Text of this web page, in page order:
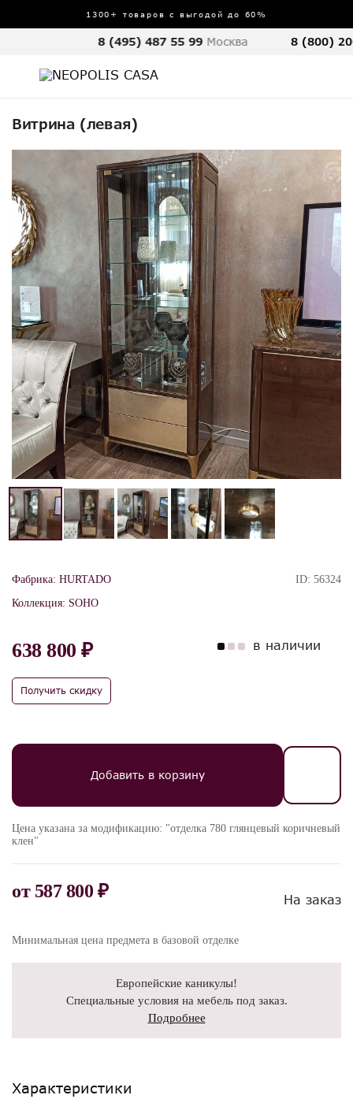
1300+ товаров с выгодой до 60%
8 (495) 487 55 99 Москва 8 (800)
Витрина (левая)
Фабрика: HURTADO
Коллекция: SOHO
ID: 56324
638 800 ₽
Получить скидку
в наличии
Добавить в корзину
Цена указана за модификацию: "отделка 780 глянцевый коричневый
клен"
от 587 800 ₽ На заказ
Минимальная цена предмета в базовой отделке
Европейские каникулы!
Специальные условия на мебель под заказ.
Подробнее
Характеристики